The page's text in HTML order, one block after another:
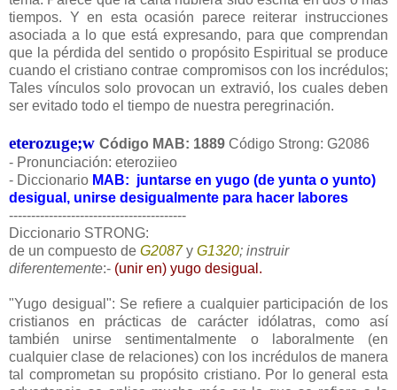
tiempos. Y en esta ocasión parece reiterar instrucciones
asociada a lo que está expresando, para que comprendan
que la pérdida del sentido o propósito Espiritual se produce
cuando el cristiano contrae compromisos con los incrédulos;
Tales vínculos solo provocan un extravió, los cuales deben
ser evitado todo el tiempo de nuestra peregrinación.
eterozuge;w Código MAB: 1889 Código Strong: G2086
- Pronunciación: eteroziieo
- Diccionario MAB: juntarse en yugo (de yunta o yunto)
desigual, unirse desigualmente para hacer labores
----------------------------------------
Diccionario STRONG:
de un compuesto de G2087 y G1320; instruir
diferentemente:- (unir en) yugo desigual.
"Yugo desigual": Se refiere a cualquier participación de los
cristianos en prácticas de carácter idólatras, como así
también unirse sentimentalmente o laboralmente (en
cualquier clase de relaciones) con los incrédulos de manera
tal comprometan su propósito cristiano. Por lo general esta